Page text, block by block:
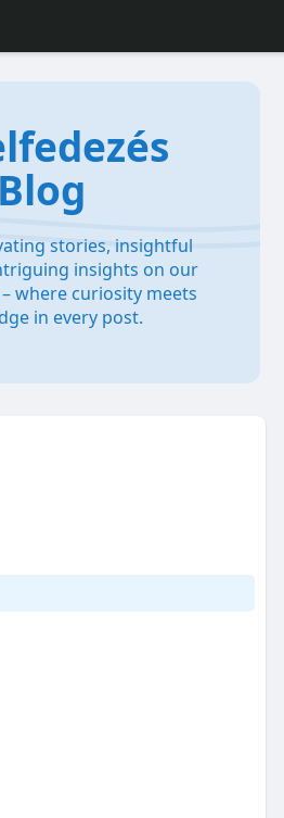
Blog
stories, insightful
insights on our
where curiosity meets
in every post.